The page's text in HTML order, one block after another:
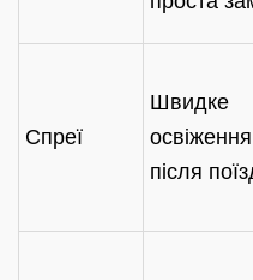
Спреї
Швидке
освіження
після